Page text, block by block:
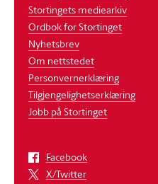
Stortingets mediearkiv
Ordbok for Stortinget
Nyhetsbrev
Om nettstedet
Personvernerklæring
Tilgjengelighetserklæring
Jobb på Stortinget
Facebook
X/Twitter